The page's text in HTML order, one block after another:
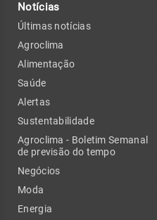
Notícias
Últimas notícias
Agroclima
Alimentação
Saúde
Alertas
Sustentabilidade
Agroclima - Boletim Semanal
de previsão do tempo
Negócios
Moda
Energia